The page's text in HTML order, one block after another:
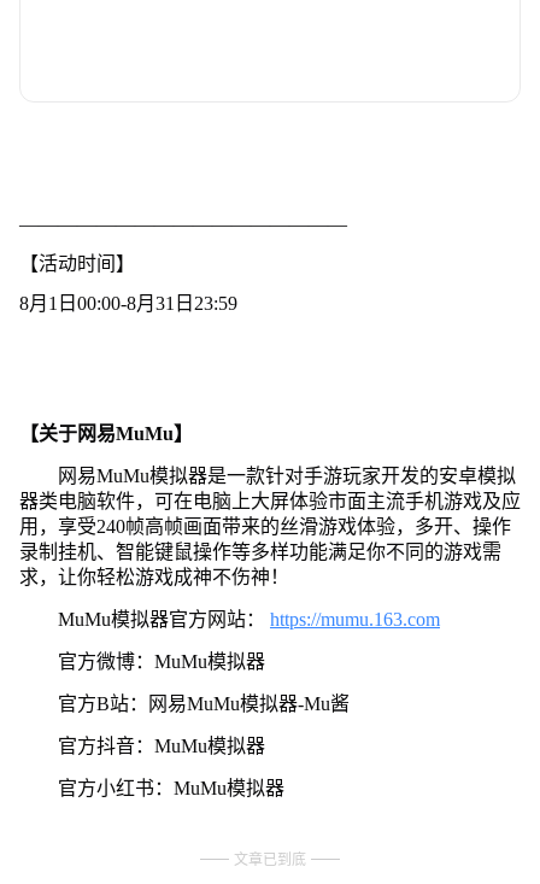
—————————————————
【活动时间】
8月1日00:00-8月31日23:59
【关于网易MuMu】
网易MuMu模拟器是一款针对手游玩家开发的安卓模拟
器类电脑软件，可在电脑上大屏体验市面主流手机游戏及应
用，享受240帧高帧画面带来的丝滑游戏体验，多开、操作
录制挂机、智能键鼠操作等多样功能满足你不同的游戏需
求，让你轻松游戏成神不伤神！
MuMu模拟器官方网站： https://mumu.163.com
官方微博：MuMu模拟器
官方B站：网易MuMu模拟器-Mu酱
官方抖音：MuMu模拟器
官方小红书：MuMu模拟器
文章已到底